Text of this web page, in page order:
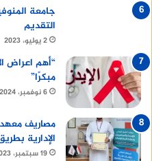
جامعة
التقديم
2 يوليو، 2023
“أهم اعراض
مبكرًا”
6 نوفمبر، 2024
مصاريف معهد
الإدارية
19 سبتمبر، 2023